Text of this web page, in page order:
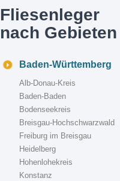
Fliesenleger
nach Gebieten
Baden-Württemberg
Alb-Donau-Kreis
Baden-Baden
Bodenseekreis
Breisgau-Hochschwarzwald
Freiburg im Breisgau
Heidelberg
Hohenlohekreis
Konstanz